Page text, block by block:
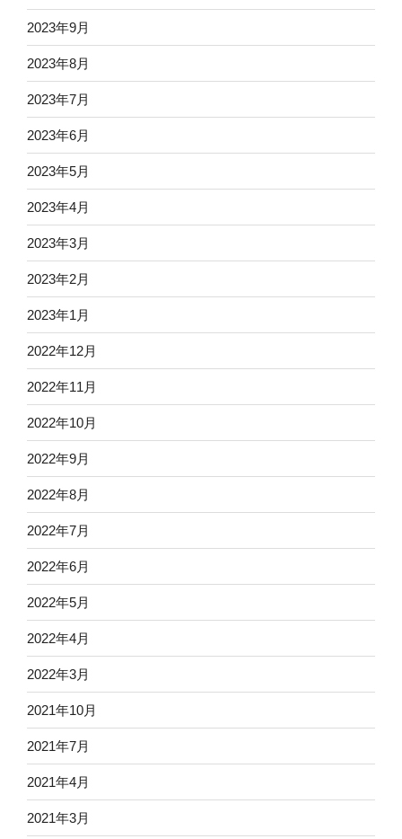
2023年9月
2023年8月
2023年7月
2023年6月
2023年5月
2023年4月
2023年3月
2023年2月
2023年1月
2022年12月
2022年11月
2022年10月
2022年9月
2022年8月
2022年7月
2022年6月
2022年5月
2022年4月
2022年3月
2021年10月
2021年7月
2021年4月
2021年3月